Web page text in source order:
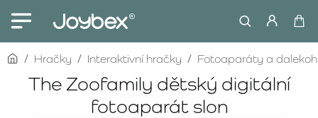
The Zoofamily dětský digitální
fotoaparát slon
homeHračky Interaktivní hračky Fotoaparáty a